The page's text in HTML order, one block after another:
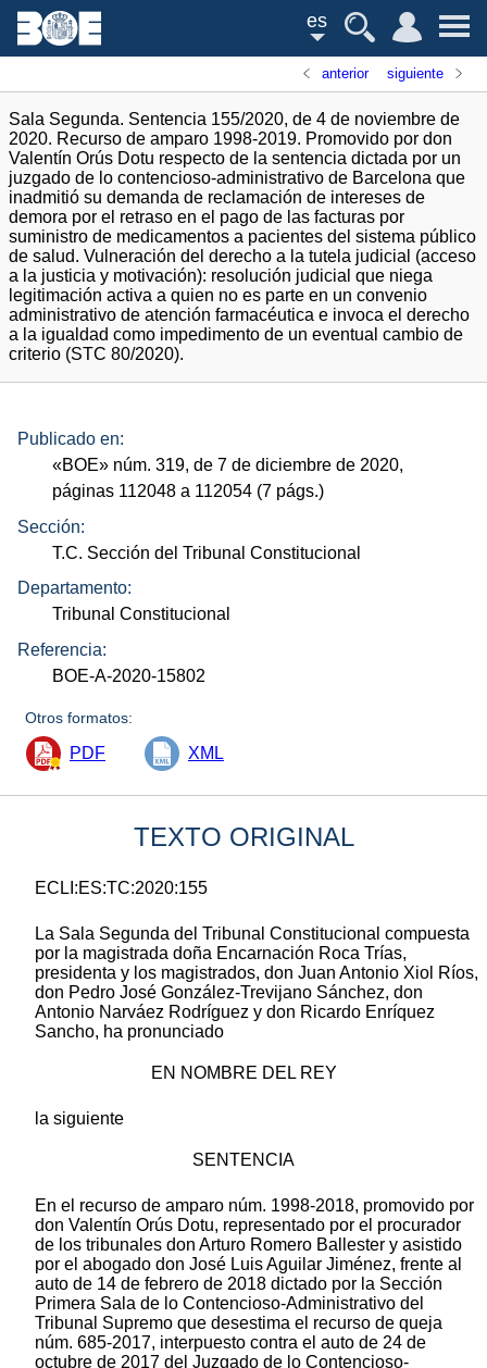
es
anterior siguiente
Sala Segunda. Sentencia 155/2020, de 4 de noviembre de
2020. Recurso de amparo 1998-2019. Promovido por don
Valentín Orús Dotu respecto de la sentencia dictada por un
juzgado de lo contencioso-administrativo de Barcelona que
inadmitió su demanda de reclamación de intereses de
demora por el retraso en el pago de las facturas por
suministro de medicamentos a pacientes del sistema público
de salud. Vulneración del derecho a la tutela judicial (acceso
a la justicia y motivación): resolución judicial que niega
legitimación activa a quien no es parte en un convenio
administrativo de atención farmacéutica e invoca el derecho
a la igualdad como impedimento de un eventual cambio de
criterio (STC 80/2020).
Publicado en:
«BOE» núm. 319, de 7 de diciembre de 2020,
páginas 112048 a 112054 (7 págs.)
Sección:
T.C. Sección del Tribunal Constitucional
Departamento:
Tribunal Constitucional
Referencia:
BOE-A-2020-15802
Otros formatos:
PDF XML
TEXTO ORIGINAL
ECLI:ES:TC:2020:155
La Sala Segunda del Tribunal Constitucional compuesta
por la magistrada doña Encarnación Roca Trías,
presidenta y los magistrados, don Juan Antonio Xiol Ríos,
don Pedro José González-Trevijano Sánchez, don
Antonio Narváez Rodríguez y don Ricardo Enríquez
Sancho, ha pronunciado
EN NOMBRE DEL REY
la siguiente
SENTENCIA
En el recurso de amparo núm. 1998-2018, promovido por
don Valentín Orús Dotu, representado por el procurador
de los tribunales don Arturo Romero Ballester y asistido
por el abogado don José Luis Aguilar Jiménez, frente al
auto de 14 de febrero de 2018 dictado por la Sección
Primera Sala de lo Contencioso-Administrativo del
Tribunal Supremo que desestima el recurso de queja
núm. 685-2017, interpuesto contra el auto de 24 de
octubre de 2017 del Juzgado de lo Contencioso-